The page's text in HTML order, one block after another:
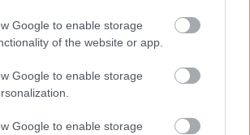
Google to enable storage
of the website or app.
Google to enable storage
Google to enable storage